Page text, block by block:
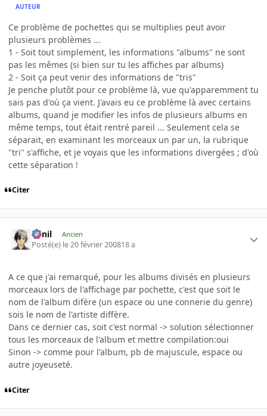
AUTEUR
Ce problème de pochettes qui se multiplies peut avoir
plusieurs problèmes ...
1 - Soit tout simplement, les informations "albums" ne sont
pas les mêmes (si bien sur tu les affiches par albums)
2 - Soit ça peut venir des informations de "tris"
Je penche plutôt pour ce problème là, vue qu'apparemment tu
sais pas d'où ça vient. J'avais eu ce problème là avec certains
albums, quand je modifier les infos de plusieurs albums en
même temps, tout était rentré pareil ... Seulement cela se
séparait, en examinant les morceaux un par un, la rubrique
"tri" s'affiche, et je voyais que les informations divergées ; d'où
cette séparation !
Citer
luinil Ancien
Posté(e) le 20 février 200818 a
A ce que j'ai remarqué, pour les albums divisés en plusieurs
morceaux lors de l'affichage par pochette, c'est que soit le
nom de l'album difère (un espace ou une connerie du genre)
sois le nom de l'artiste diffère.
Dans ce dernier cas, soit c'est normal -> solution sélectionner
tous les morceaux de l'album et mettre compilation:oui
Sinon -> comme pour l'album, pb de majuscule, espace ou
autre joyeuseté.
Citer